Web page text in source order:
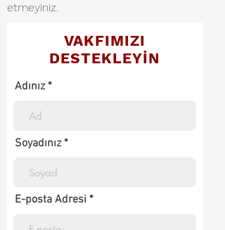
etmeyiniz.
VAKFIMIZI
DESTEKLEYİN
Adınız
Soyadınız
E-posta Adresi